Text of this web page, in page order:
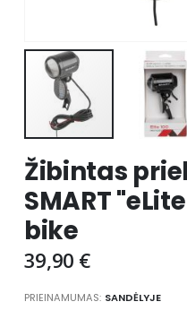
to
the
beginning
of
the
images
Žibintas
SMART
bike
39,90 €
PRIEINAMUMAS: SANDĖLYJE